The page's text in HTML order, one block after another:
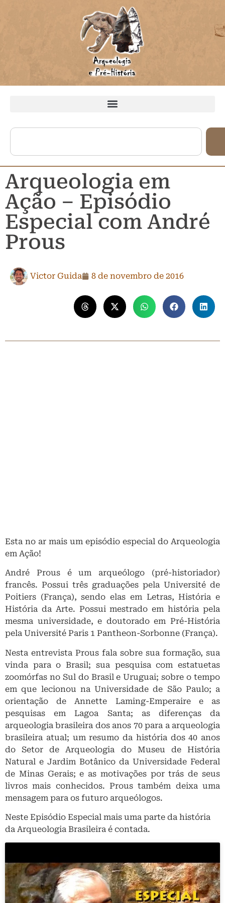
Arqueologia em
Ação – Episódio
Especial com André
Prous
Victor Guida 8 de novembro de 2016
Esta no ar mais um episódio especial do Arqueologia
em Ação!
André Prous é um arqueólogo (pré-historiador)
francês. Possui três graduações pela Université de
Poitiers (França), sendo elas em Letras, História e
História da Arte. Possui mestrado em história pela
mesma universidade, e doutorado em Pré-História
pela Université Paris 1 Pantheon-Sorbonne (França).
Nesta entrevista Prous fala sobre sua formação, sua
vinda para o Brasil; sua pesquisa com estatuetas
zoomórfas no Sul do Brasil e Uruguai; sobre o tempo
em que lecionou na Universidade de São Paulo; a
orientação de Annette Laming-Emperaire e as
pesquisas em Lagoa Santa; as diferenças da
arqueologia brasileira dos anos 70 para a arqueologia
brasileira atual; um resumo da história dos 40 anos
do Setor de Arqueologia do Museu de História
Natural e Jardim Botânico da Universidade Federal
de Minas Gerais; e as motivações por trás de seus
livros mais conhecidos. Prous também deixa uma
mensagem para os futuro arqueólogos.
Neste Episódio Especial mais uma parte da história
da Arqueologia Brasileira é contada.